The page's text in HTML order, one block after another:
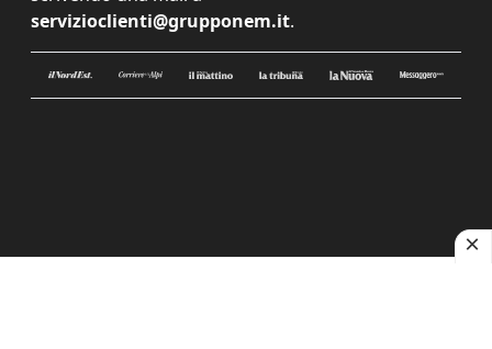
servizioclienti@grupponem.it.